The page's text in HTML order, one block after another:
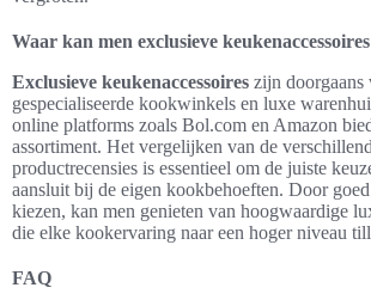
Waar kan men exclusieve
Exclusieve keukenaccessoires zijn
gespecialiseerde kookwinkels en luxe
online platforms zoals Bol.com en Amazon
assortiment. Het vergelijken van de
productrecensies is essentieel om de juiste
aansluit bij de eigen kookbehoeften. Door
kiezen, kan men genieten van hoogwaardige
die elke kookervaring naar een hoger niveau
FAQ